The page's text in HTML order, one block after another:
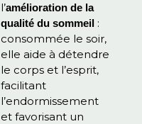
l’amélioration de la
qualité du sommeil :
consommée le soir,
elle aide à détendre
le corps et l’esprit,
facilitant
l’endormissement
et favorisant un